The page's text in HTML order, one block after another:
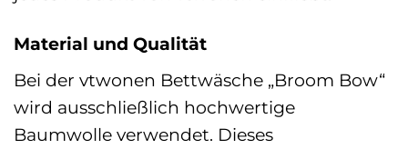
Material und Qualität
Bei der vtwonen Bettwäsche „Broom Bow“
wird ausschließlich hochwertige
Baumwolle verwendet. Dieses